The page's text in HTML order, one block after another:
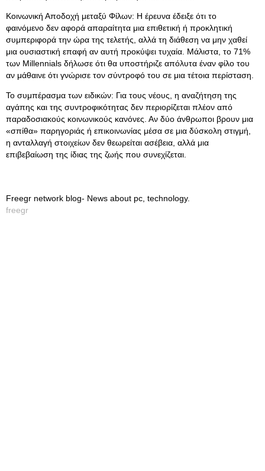
Κοινωνική Αποδοχή μεταξύ Φίλων: Η έρευνα έδειξε ότι το
φαινόμενο δεν αφορά απαραίτητα μια επιθετική ή προκλητική
συμπεριφορά την ώρα της τελετής, αλλά τη διάθεση να μην χαθεί
μια ουσιαστική επαφή αν αυτή προκύψει τυχαία. Μάλιστα, το 71%
των Millennials δήλωσε ότι θα υποστήριζε απόλυτα έναν φίλο του
αν μάθαινε ότι γνώρισε τον σύντροφό του σε μια τέτοια περίσταση.
Το συμπέρασμα των ειδικών: Για τους νέους, η αναζήτηση της
αγάπης και της συντροφικότητας δεν περιορίζεται πλέον από
παραδοσιακούς κοινωνικούς κανόνες. Αν δύο άνθρωποι βρουν μια
«σπίθα» παρηγοριάς ή επικοινωνίας μέσα σε μια δύσκολη στιγμή,
η ανταλλαγή στοιχείων δεν θεωρείται ασέβεια, αλλά μια
επιβεβαίωση της ίδιας της ζωής που συνεχίζεται.
Freegr network blog- News about pc, technology.
freegr